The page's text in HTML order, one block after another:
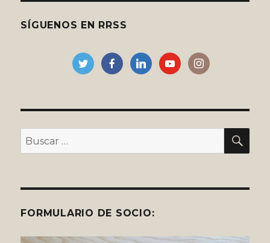
SÍGUENOS EN RRSS
Buscar
por:
FORMULARIO DE SOCIO: